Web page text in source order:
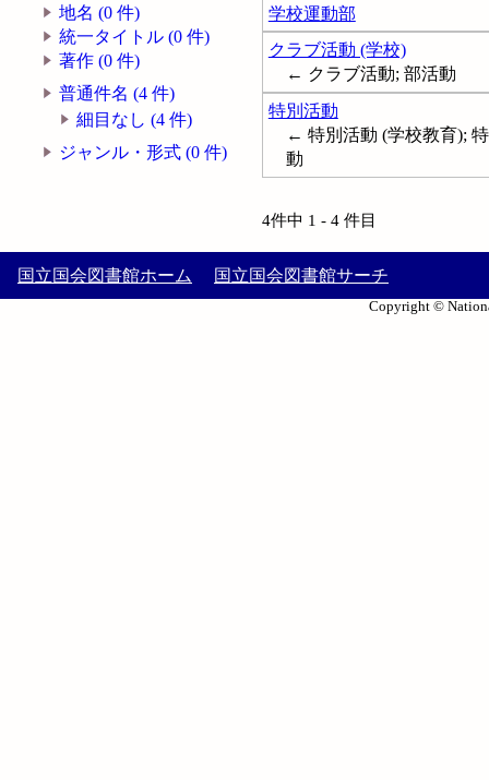
地名 (0 件)
統一タイトル (0 件)
著作 (0 件)
普通件名 (4 件)
細目なし (4 件)
ジャンル・形式 (0 件)
学校運動部
クラブ活動 (学校)
← クラブ活動; 部活動
特別活動
← 特別活動 (学校教育);
動
4件中 1 - 4 件目
国立国会図書館ホーム 国立国会図書館サーチ
Copyright ©